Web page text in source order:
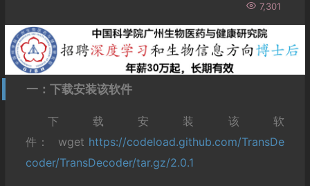
7,301
一：下载安装该软件
下载安装该软
件： wget https://codeload.github.com/TransDe
coder/TransDecoder/tar.gz/2.0.1